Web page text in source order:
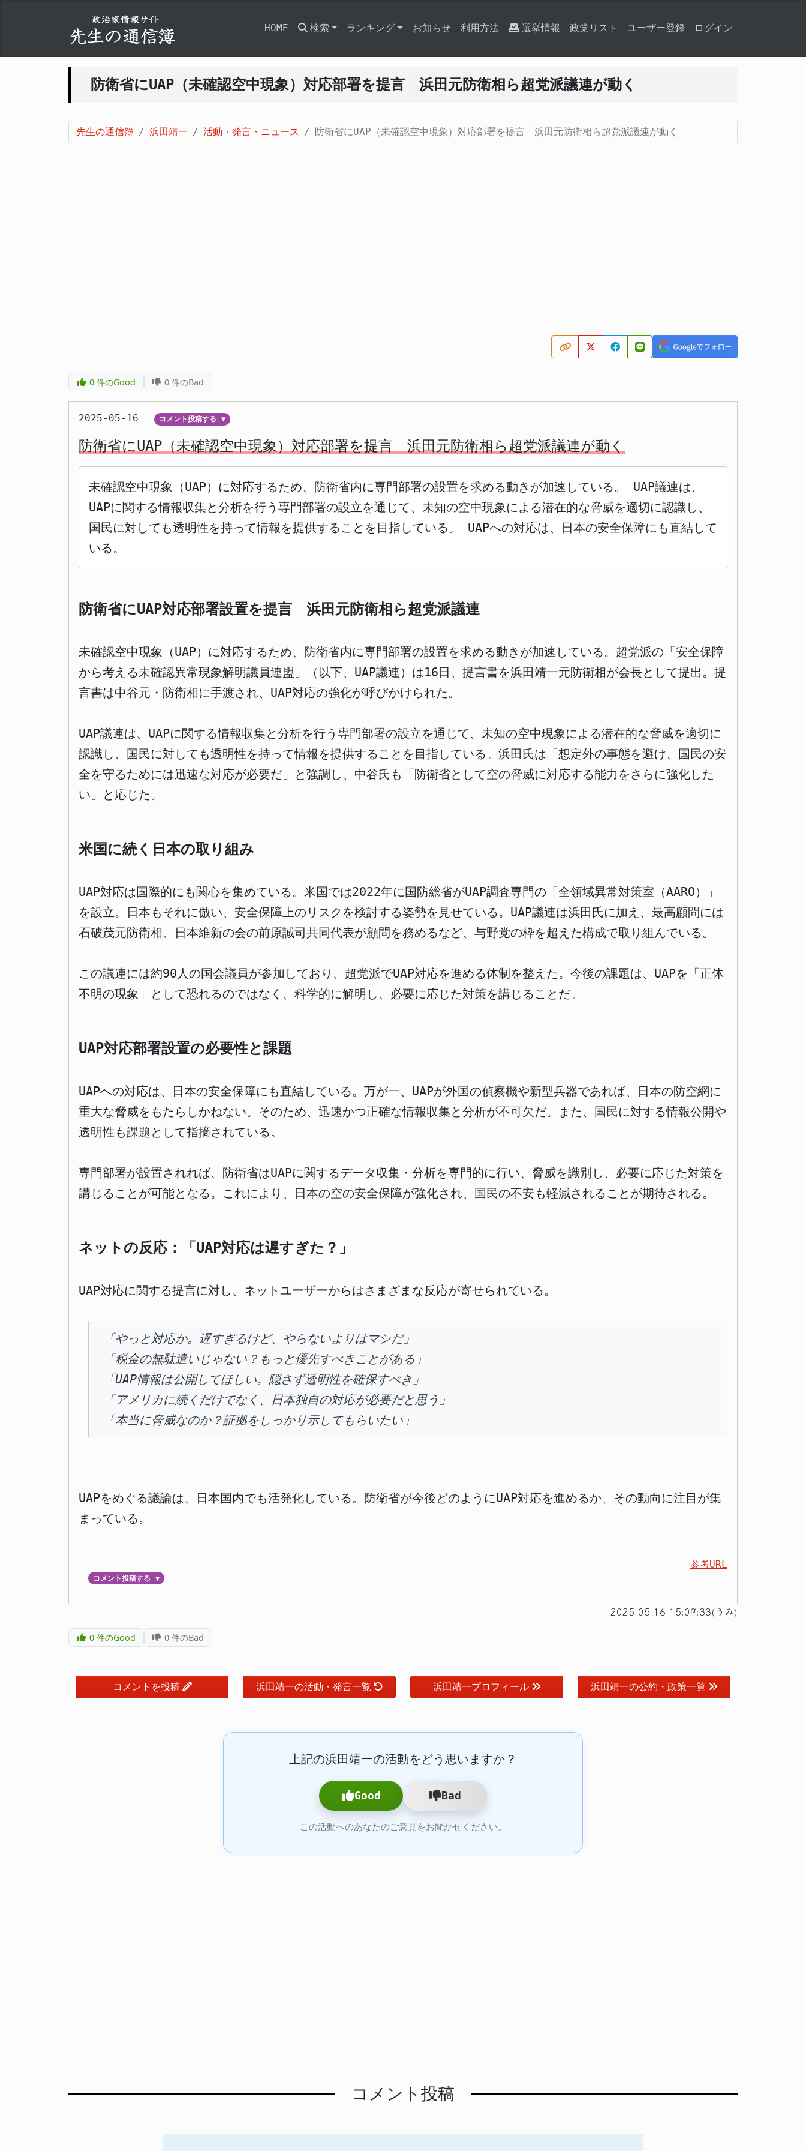
HOME 検索 ランキング お知らせ 利用方法 選挙情報 政党リスト ユーザー登録 ログイン
防衛省にUAP（未確認空中現象）対応部署を提言 浜田元防衛相ら超党派議連が動く
先生の通信簿 浜田靖一 活動・発言・ニュース 防衛省にUAP（未確認空中現象）対応部署を提言 浜田元防衛相ら超党派議連が動く
0件のGood 0 件のBad
2025-05-16 コメント投稿する ▼
防衛省にUAP（未確認空中現象）対応部署を提言 浜田元防衛相ら超党派議連が動く
未確認空中現象（UAP）に対応するため、防衛省内に専門部署の設置を求める動きが加速している。 UAP議連は、
UAPに関する情報収集と分析を行う専門部署の設立を通じて、未知の空中現象による潜在的な脅威を適切に認識し、
国民に対しても透明性を持って情報を提供することを目指している。 UAPへの対応は、日本の安全保障にも直結して
いる。
防衛省にUAP対応部署設置を提言 浜田元防衛相ら超党派議連
未確認空中現象（UAP）に対応するため、防衛省内に専門部署の設置を求める動きが加速している。超党派の「安全保障
から考える未確認異常現象解明議員連盟」（以下、UAP議連）は16日、提言書を浜田靖一元防衛相が会長として提出。提
言書は中谷元・防衛相に手渡され、UAP対応の強化が呼びかけられた。
UAP議連は、UAPに関する情報収集と分析を行う専門部署の設立を通じて、未知の空中現象による潜在的な脅威を適切に
認識し、国民に対しても透明性を持って情報を提供することを目指している。浜田氏は「想定外の事態を避け、国民の安
全を守るためには迅速な対応が必要だ」と強調し、中谷氏も「防衛省として空の脅威に対応する能力をさらに強化した
い」と応じた。
米国に続く日本の取り組み
UAP対応は国際的にも関心を集めている。米国では2022年に国防総省がUAP調査専門の「全領域異常対策室（AARO）」
を設立。日本もそれに倣い、安全保障上のリスクを検討する姿勢を見せている。UAP議連は浜田氏に加え、最高顧問には
石破茂元防衛相、日本維新の会の前原誠司共同代表が顧問を務めるなど、与野党の枠を超えた構成で取り組んでいる。
この議連には約90人の国会議員が参加しており、超党派でUAP対応を進める体制を整えた。今後の課題は、UAPを「正体
不明の現象」として恐れるのではなく、科学的に解明し、必要に応じた対策を講じることだ。
UAP対応部署設置の必要性と課題
UAPへの対応は、日本の安全保障にも直結している。万が一、UAPが外国の偵察機や新型兵器であれば、日本の防空網に
重大な脅威をもたらしかねない。そのため、迅速かつ正確な情報収集と分析が不可欠だ。また、国民に対する情報公開や
透明性も課題として指摘されている。
専門部署が設置されれば、防衛省はUAPに関するデータ収集・分析を専門的に行い、脅威を識別し、必要に応じた対策を
講じることが可能となる。これにより、日本の空の安全保障が強化され、国民の不安も軽減されることが期待される。
ネットの反応：「UAP対応は遅すぎた？」
UAP対応に関する提言に対し、ネットユーザーからはさまざまな反応が寄せられている。
「やっと対応か。遅すぎるけど、やらないよりはマシだ」
「税金の無駄遣いじゃない？もっと優先すべきことがある」
「UAP情報は公開してほしい。隠さず透明性を確保すべき」
「アメリカに続くだけでなく、日本独自の対応が必要だと思う」
「本当に脅威なのか？証拠をしっかり示してもらいたい」
UAPをめぐる議論は、日本国内でも活発化している。防衛省が今後どのようにUAP対応を進めるか、その動向に注目が集
まっている。
参考URL
コメント投稿する ▼
2025-05-16 15:09:33(うみ)
0件のGood 0 件のBad
コメントを投稿 浜田靖一の活動・発言一覧 浜田靖一プロフィール 浜田靖一の公約・政策一覧
上記の浜田靖一の活動をどう思いますか？
Good Bad
この活動へのあなたのご意見をお聞かせください。
コメント投稿